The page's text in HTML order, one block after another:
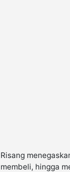
Risang
membeli, hingga